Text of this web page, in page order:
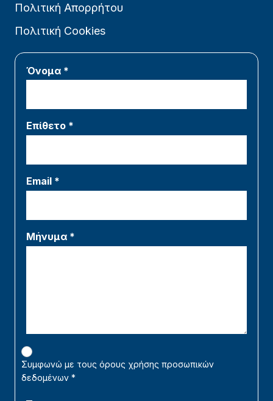
Πολιτική Απορρήτου
Πολιτική Cookies
Όνομα *
Επίθετο *
Email *
Μήνυμα *
Συμφωνώ με τους όρους χρήσης προσωπικών
δεδομένων *